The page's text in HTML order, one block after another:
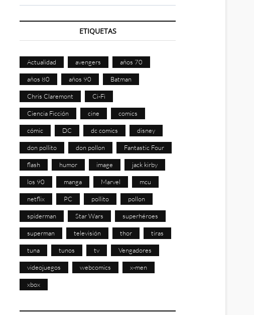
ETIQUETAS
Actualidad avengers años 70
años 80 años 90 Batman
Chris Claremont Ci-Fi
Ciencia Ficción cine comics
cómic DC dc comics disney
don pollito don pollon Fantastic Four
flash humor image jack kirby
los 90 manga Marvel mcu
netflix PC pollito pollon
spiderman Star Wars superhéroes
superman televisión thor tiras
tuna tunos tv Vengadores
videojuegos webcomics x-men
xbox